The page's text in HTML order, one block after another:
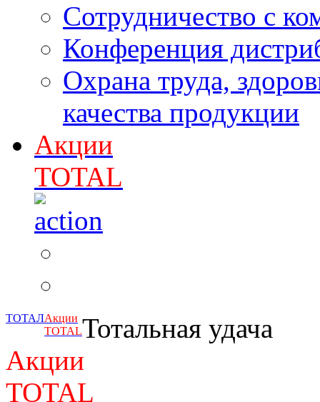
Сотрудничество с
Конференция
Охрана труда,
качества продукции
Акции
TOTAL
ТОТАЛАкции
TOTALТотальная удача
Акции
TOTAL